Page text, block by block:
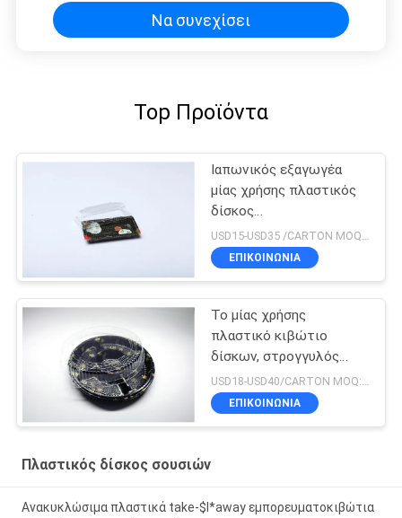
Να συνεχίσει
Top Προϊόντα
Ιαπωνικός εξαγωγέα
μίας χρήσης πλαστικός
δίσκος
εμπορευματοκιβωτίων
κιβωτίων σουσιών
USD15-USD35 /CARTON MOQ:ΧΑΡΤΟΚΙΒΩΤΙΟ 100
ΕΠΙΚΟΙΝΩΝΙΑ
Το μίας χρήσης
πλαστικό κιβώτιο
δίσκων, στρογγυλός
δίσκος σουσιών, παίρνει
μαζί το δίσκο τροφίμων
USD18-USD40/CARTON MOQ:50 χαρτοκιβώτιο
ΕΠΙΚΟΙΝΩΝΙΑ
Πλαστικός δίσκος σουσιών
Ανακυκλώσιμα πλαστικά take-$l*away εμπορευματοκιβώτια